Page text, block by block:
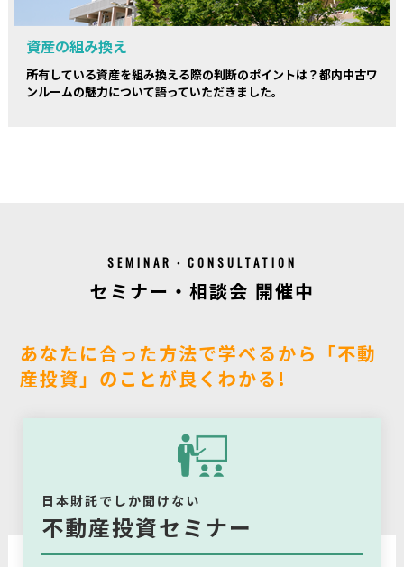
資産の組み換え
所有している資産を組み換える際の判断のポイントは？都内中古ワ
ンルームの魅力について語っていただきました。
SEMINAR・CONSULTATION
セミナー・相談会 開催中
あなたに合った方法で学べるから「不動
産投資」のことが良くわかる!
日本財託でしか聞けない
不動産投資セミナー